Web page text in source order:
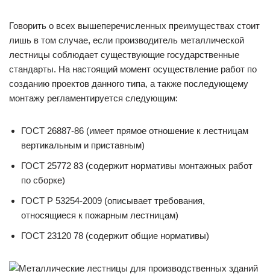
Говорить о всех вышеперечисленных преимуществах стоит
лишь в том случае, если производитель металлической
лестницы соблюдает существующие государственные
стандарты. На настоящий момент осуществление работ по
созданию проектов данного типа, а также последующему
монтажу регламентируется следующим:
ГОСТ 26887-86 (имеет прямое отношение к лестницам
вертикальным и приставным)
ГОСТ 25772 83 (содержит нормативы монтажных работ
по сборке)
ГОСТ Р 53254-2009 (описывает требования,
относящиеся к пожарным лестницам)
ГОСТ 23120 78 (содержит общие нормативы)